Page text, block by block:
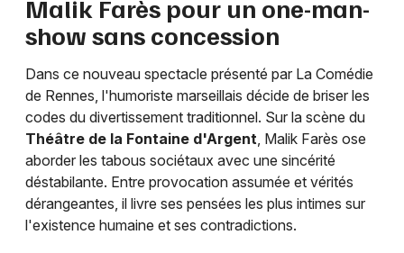
Artistes en tournée
Actus à Marseille
Magazine à Marseille
Malik Farès pour un one-man-
show sans concession
Dans ce nouveau spectacle présenté par La Comédie
de Rennes, l'humoriste marseillais décide de briser les
codes du divertissement traditionnel. Sur la scène du
Théâtre de la Fontaine d'Argent, Malik Farès ose
aborder les tabous sociétaux avec une sincérité
déstabilante. Entre provocation assumée et vérités
dérangeantes, il livre ses pensées les plus intimes sur
l'existence humaine et ses contradictions.